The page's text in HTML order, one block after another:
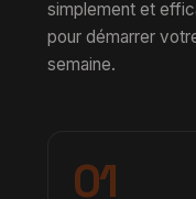
simplement et
pour démarrer
semaine.
01